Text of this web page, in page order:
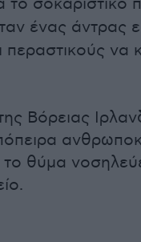
το σοκαριστικό
ένας άντρας
περαστικούς να
Βόρειας
θύμα